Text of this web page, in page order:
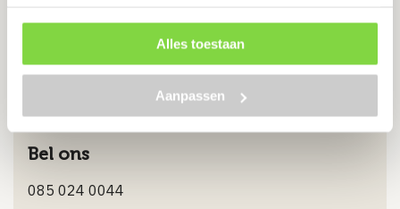
Alles toestaan
Aanpassen
Stuur ons een Whatsappje
Bel ons
085 024 0044